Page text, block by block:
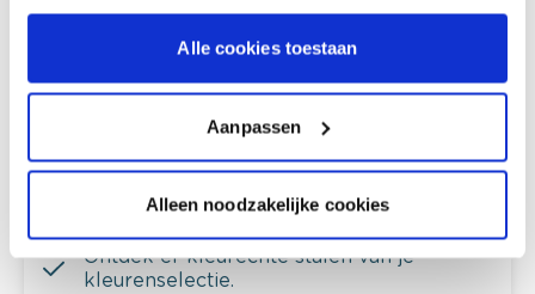
Alle cookies toestaan
Aanpassen
Alleen noodzakelijke cookies
van je muren.
Ontdek er kleurechte stalen van je
kleurenselectie.